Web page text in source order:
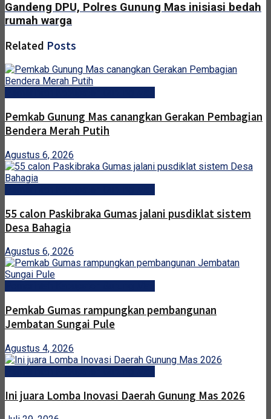
Gandeng DPU, Polres Gunung Mas inisiasi bedah
rumah warga
Related Posts
Pemkab Gunung Mas canangkan Gerakan Pembagian
Bendera Merah Putih
Agustus 6, 2026
55 calon Paskibraka Gumas jalani pusdiklat sistem
Desa Bahagia
Agustus 6, 2026
Pemkab Gumas rampungkan pembangunan
Jembatan Sungai Pule
Agustus 4, 2026
Ini juara Lomba Inovasi Daerah Gunung Mas 2026